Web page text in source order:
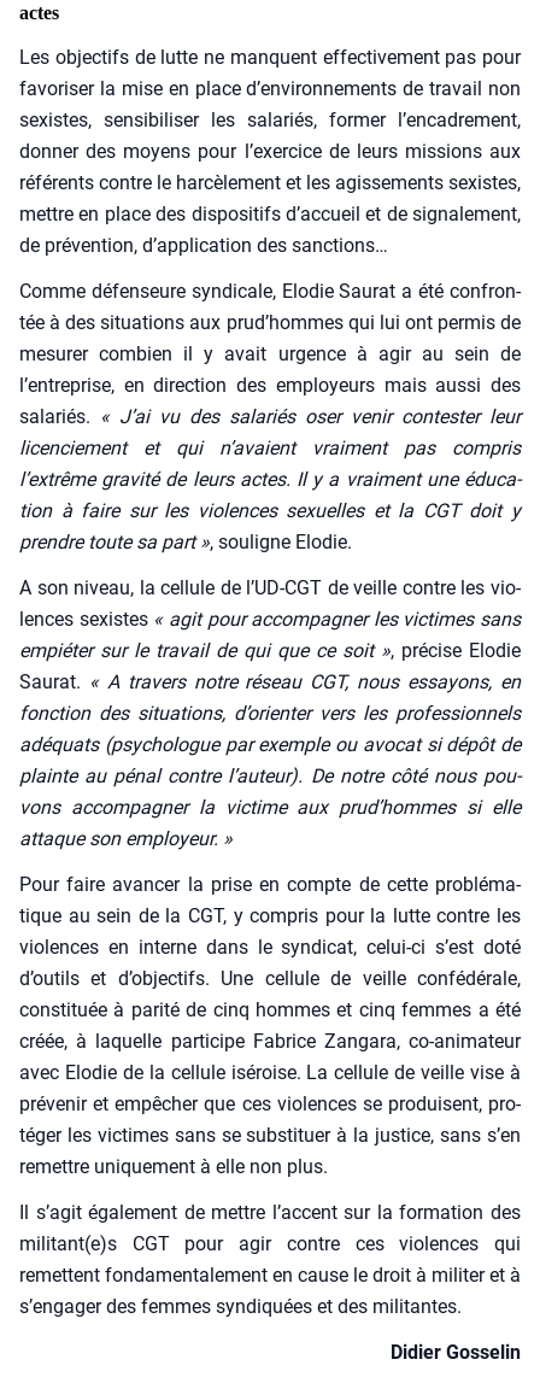
actes
Les objec­tifs de lutte ne manquent effec­ti­ve­ment pas pour
favo­ri­ser la mise en place d’environnements de tra­vail non
sexistes, sen­si­bi­li­ser les sala­riés, for­mer l’encadrement,
don­ner des moyens pour l’exercice de leurs mis­sions aux
réfé­rents contre le har­cè­le­ment et les agis­se­ments sexistes,
mettre en place des dis­po­si­tifs d’accueil et de signa­le­ment,
de pré­ven­tion, d’application des sanc­tions…
Comme défen­seure syn­di­cale, Elo­die Sau­rat a été confron­
tée à des situa­tions aux prud’hommes qui lui ont per­mis de
mesu­rer com­bien il y avait urgence à agir au sein de
l’entreprise, en direc­tion des employeurs mais aus­si des
sala­riés. « J’ai vu des sala­riés oser venir contes­ter leur
licen­cie­ment et qui n’avaient vrai­ment pas com­pris
l’extrême gra­vi­té de leurs actes. Il y a vrai­ment une édu­ca­
tion à faire sur les vio­lences sexuelles et la CGT doit y
prendre toute sa part », sou­ligne Elo­die.
A son niveau, la cel­lule de l’UD-CGT de veille contre les vio­
lences sexistes « agit pour accom­pa­gner les vic­times sans
empié­ter sur le tra­vail de qui que ce soit », pré­cise Elo­die
Sau­rat. « A tra­vers notre réseau CGT, nous essayons, en
fonc­tion des situa­tions, d’orienter vers les pro­fes­sion­nels
adé­quats (psy­cho­logue par exemple ou avo­cat si dépôt de
plainte au pénal contre l’auteur). De notre côté nous pou­
vons accom­pa­gner la vic­time aux prud’hommes si elle
attaque son employeur. »
Pour faire avan­cer la prise en compte de cette pro­blé­ma­
tique au sein de la CGT, y com­pris pour la lutte contre les
vio­lences en interne dans le syn­di­cat, celui-ci s’est doté
d’outils et d’objectifs. Une cel­lule de veille confé­dé­rale,
consti­tuée à pari­té de cinq hommes et cinq femmes a été
créée, à laquelle par­ti­cipe Fabrice Zan­ga­ra, co-ani­ma­teur
avec Elo­die de la cel­lule isé­roise. La cel­lule de veille vise à
pré­ve­nir et empê­cher que ces vio­lences se pro­duisent, pro­
té­ger les vic­times sans se sub­sti­tuer à la jus­tice, sans s’en
remettre uni­que­ment à elle non plus.
Il s’agit éga­le­ment de mettre l’accent sur la for­ma­tion des
militant(e)s CGT pour agir contre ces vio­lences qui
remettent fon­da­men­ta­le­ment en cause le droit à mili­ter et à
s’engager des femmes syn­di­quées et des mili­tantes.
Didier Gos­se­lin